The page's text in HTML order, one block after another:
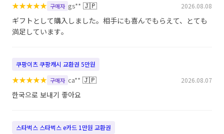
★★★★★ 구매자 gs** 🇯🇵 2026.08.08
ギフトとして購入しました。相手にも喜んでもらえて、とても
満足しています。
쿠팡이츠 쿠팡캐시 교환권 5만원
★★★★★ 구매자 ca** 🇯🇵 2026.08.07
한국으로 보내기 좋아요
스타벅스 스타벅스 e카드 1만원 교환권